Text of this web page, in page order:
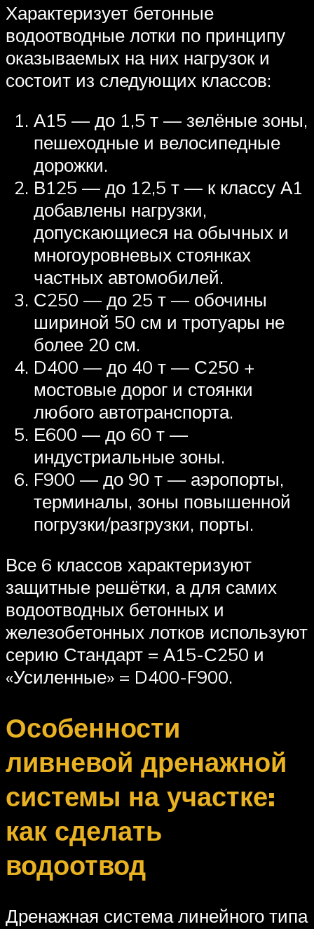
Характеризует бетонные
водоотводные лотки по принципу
оказываемых на них нагрузок и
состоит из следующих классов:
А15 — до 1,5 т — зелёные зоны,
пешеходные и велосипедные
дорожки.
В125 — до 12,5 т — к классу А1
добавлены нагрузки,
допускающиеся на обычных и
многоуровневых стоянках
частных автомобилей.
С250 — до 25 т — обочины
шириной 50 см и тротуары не
более 20 см.
D400 — до 40 т — С250 +
мостовые дорог и стоянки
любого автотранспорта.
Е600 — до 60 т —
индустриальные зоны.
F900 — до 90 т — аэропорты,
терминалы, зоны повышенной
погрузки/разгрузки, порты.
Все 6 классов характеризуют
защитные решётки, а для самих
водоотводных бетонных и
железобетонных лотков используют
серию Стандарт = А15-С250 и
«Усиленные» = D400-F900.
Особенности
ливневой дренажной
системы на участке:
как сделать
водоотвод
Дренажная система линейного типа